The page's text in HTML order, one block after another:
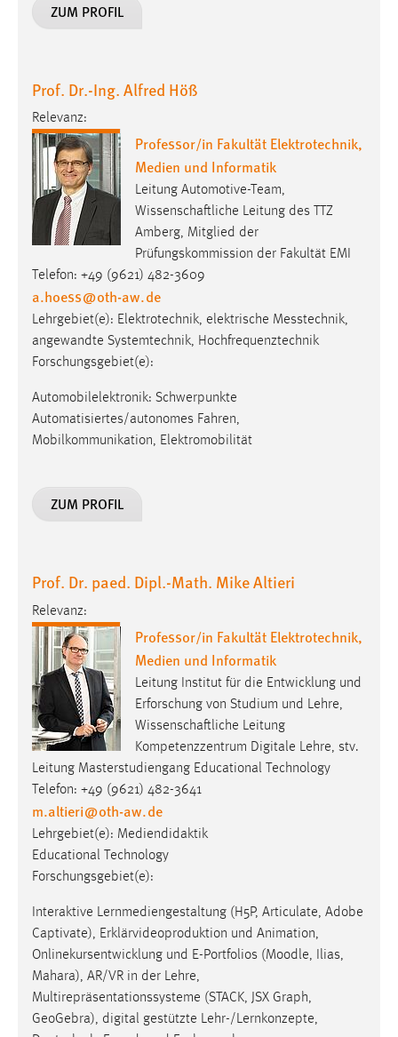
ZUM PROFIL
Prof. Dr.-Ing. Alfred Höß
Relevanz:
Professor/in Fakultät Elektrotechnik,
Medien und Informatik
Leitung Automotive-Team,
Wissenschaftliche Leitung des TTZ
Amberg, Mitglied der
Prüfungskommission der Fakultät EMI
Telefon: +49 (9621) 482-3609
a.hoess@oth-aw.de
Lehrgebiet(e): Elektro­tech­nik, elek­trische Mess­technik,
angewandte Systemtechnik, Hochfrequenztechnik
Forschungsgebiet(e):
Automobilelektronik: Schwerpunkte
Automatisiertes/autonomes Fahren,
Mobilkommunikation, Elektromobilität
ZUM PROFIL
Prof. Dr. paed. Dipl.-Math. Mike Altieri
Relevanz:
Professor/in Fakultät Elektrotechnik,
Medien und Informatik
Leitung Institut für die Entwicklung und
Erforschung von Studium und Lehre,
Wissenschaftliche Leitung
Kompetenzzentrum Digitale Lehre, stv.
Leitung Masterstudiengang Educational Technology
Telefon: +49 (9621) 482-3641
m.altieri@oth-aw.de
Lehrgebiet(e): Mediendidaktik
Educational Technology
Forschungsgebiet(e):
Interaktive Lernmediengestaltung (H5P, Articulate, Adobe
Captivate), Erklärvideoproduktion und Animation,
Onlinekursentwicklung und E-Portfolios (Moodle, Ilias,
Mahara), AR/VR in der Lehre,
Multirepräsentationssysteme (STACK, JSX Graph,
GeoGebra), digital gestützte Lehr-/Lernkonzepte,